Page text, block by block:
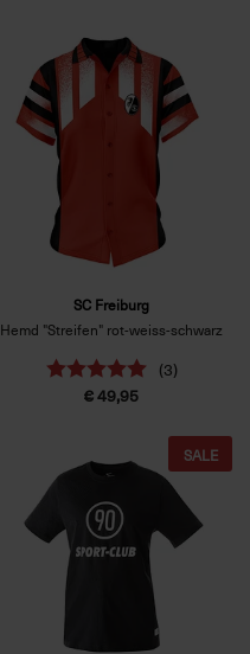
SC Freiburg
Hemd "Streifen" rot-weiss-schwarz
(3)
€ 49,95
SALE